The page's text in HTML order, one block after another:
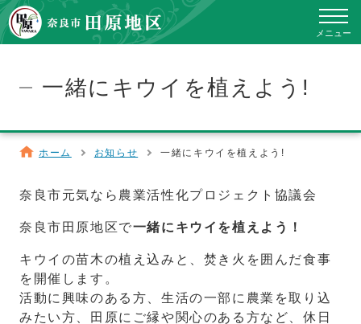
toggle
メニュー
一緒にキウイを植えよう!
ホーム お知らせ 一緒にキウイを植えよう!
奈良市元気なら農業活性化プロジェクト協議会
奈良市田原地区で一緒にキウイを植えよう！
キウイの苗木の植え込みと、焚き火を囲んだ食事
を開催します。
活動に興味のある方、生活の一部に農業を取り込
みたい方、田原にご縁や関心のある方など、休日